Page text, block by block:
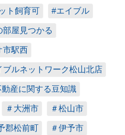
ト飼育可 #エイブル
部屋見つかる
市駅西
ブルネットワーク松山北店
動産に関する豆知識
＃大洲市 ＃松山市
郡松前町 ＃伊予市